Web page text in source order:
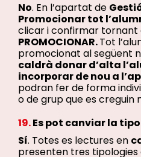
No. En l’apartat de
Promocionar tot
clicar i confirmar tornant
PROMOCIONAR.Tot
promocionat al següent
caldrà donar d’alta
incorporar de nou a
podran fer de forma
o de grup que es creguin
19.Es pot canviar la
Sí. Totes es lectures en
presenten tres tipologies